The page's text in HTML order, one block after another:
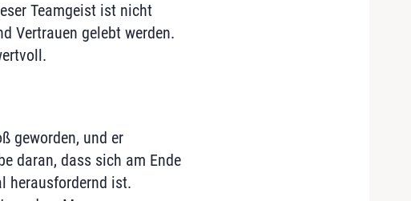
Teamgeist ist nicht
Vertrauen gelebt werden.
geworden, und er
daran, dass sich am Ende
herausfordernd ist.